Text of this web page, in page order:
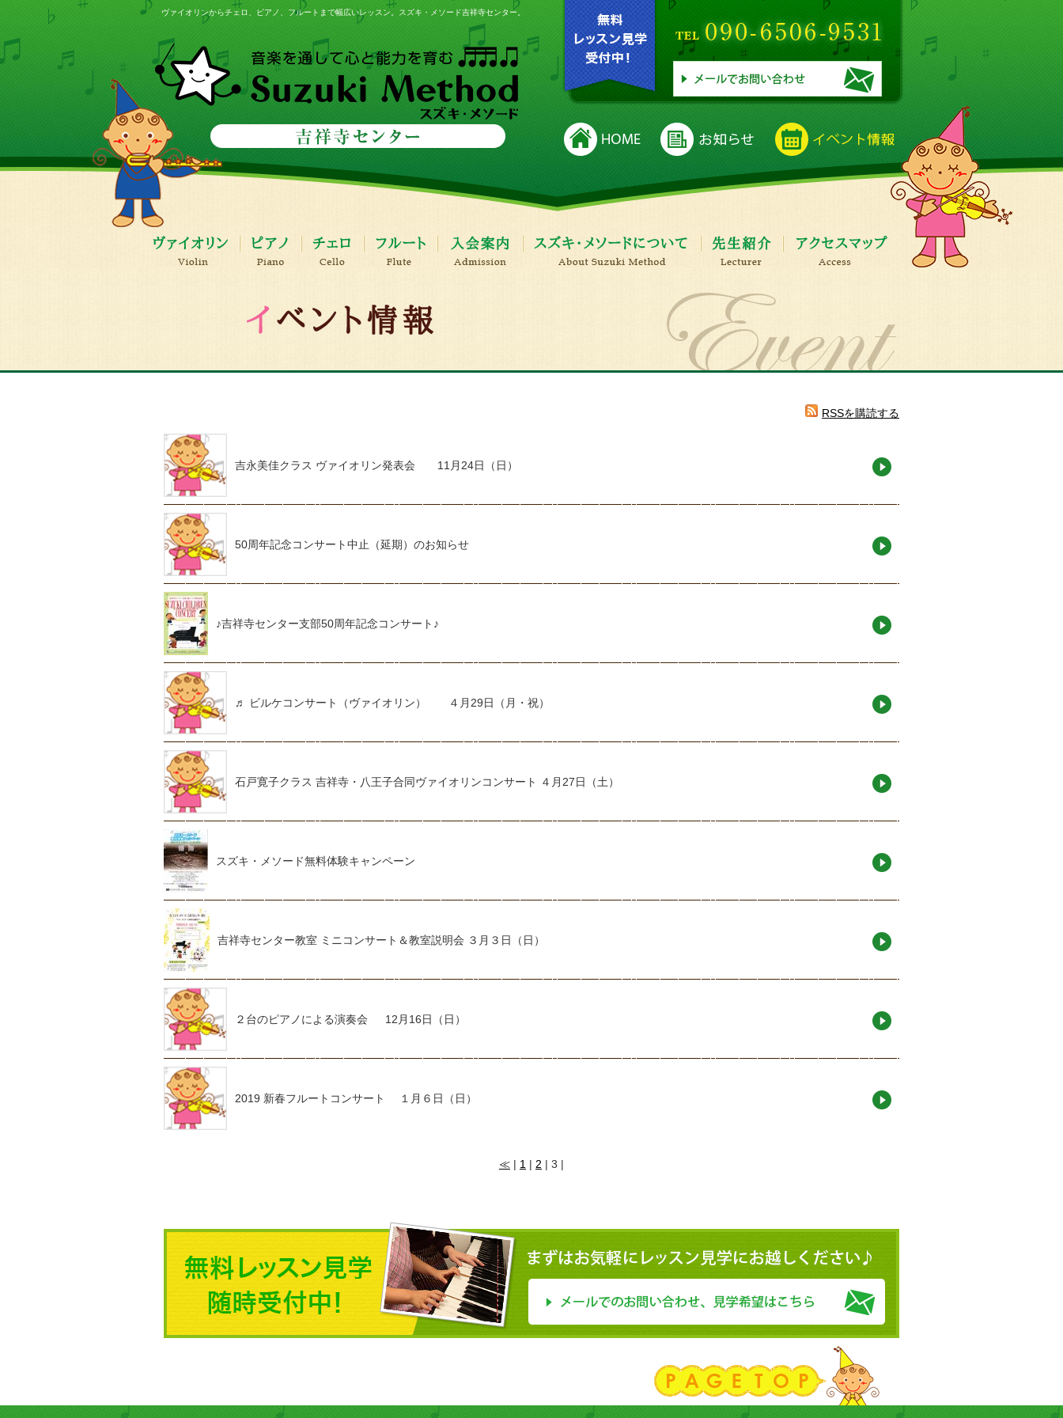
ヴァイオリンからチェロ、ピアノ、フルートまで幅広いレッスン。スズキ・メソード吉祥寺センター。
RSSを購読する
吉永美佳クラス ヴァイオリン発表会 11月24日（日）
50周年記念コンサート中止（延期）のお知らせ
♪吉祥寺センター支部50周年記念コンサート♪
♬ ビルケコンサート（ヴァイオリン） ４月29日（月・祝）
石戸寛子クラス 吉祥寺・八王子合同ヴァイオリンコンサート ４月27日（土）
スズキ・メソード無料体験キャンペーン
吉祥寺センター教室 ミニコンサート＆教室説明会 ３月３日（日）
２台のピアノによる演奏会 12月16日（日）
2019 新春フルートコンサート １月６日（日）
≪ | 1 | 2 | 3 |